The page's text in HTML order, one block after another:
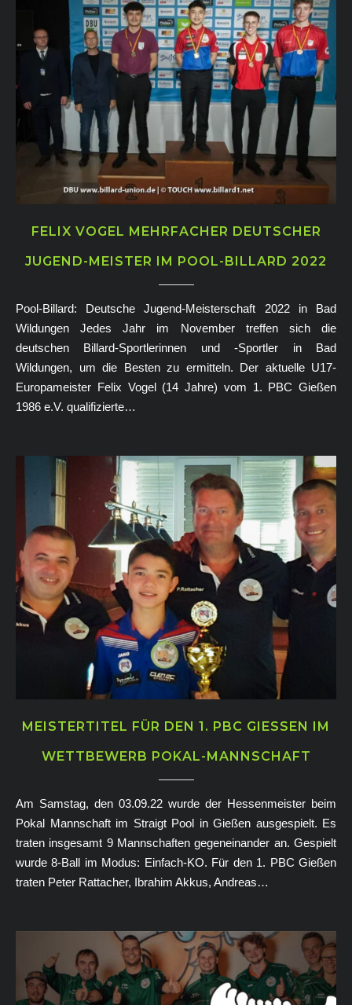
FELIX VOGEL MEHRFACHER DEUTSCHER
JUGEND-MEISTER IM POOL-BILLARD 2022
Pool-Billard: Deutsche Jugend-Meisterschaft 2022 in Bad
Wildungen Jedes Jahr im November treffen sich die
deutschen Billard-Sportlerinnen und -Sportler in Bad
Wildungen, um die Besten zu ermitteln. Der aktuelle U17-
Europameister Felix Vogel (14 Jahre) vom 1. PBC Gießen
1986 e.V. qualifizierte…
MEISTERTITEL FÜR DEN 1. PBC GIESSEN IM W
ETTBEWERB POKAL-MANNSCHAFT
Am Samstag, den 03.09.22 wurde der Hessenmeister beim
Pokal Mannschaft im Straigt Pool in Gießen ausgespielt. Es
traten insgesamt 9 Mannschaften gegeneinander an. Gespielt
wurde 8-Ball im Modus: Einfach-KO. Für den 1. PBC Gießen
traten Peter Rattacher, Ibrahim Akkus, Andreas…